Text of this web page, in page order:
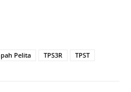
Pelita TPS3R TPST